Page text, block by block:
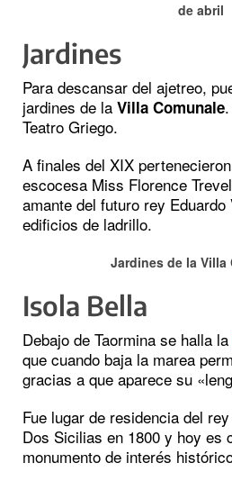
de abril
Jardines
Para descansar del ajetreo,
jardines de la Villa Comunale
Teatro Griego.
A finales del XIX
escocesa Miss Florence
amante del futuro rey
edificios de ladrillo.
Jardines de la Villa
Isola Bella
Debajo de Taormina se halla la
que cuando baja la marea
gracias a que aparece su
Fue lugar de residencia del
Dos Sicilias en 1800 y hoy es
monumento de interés